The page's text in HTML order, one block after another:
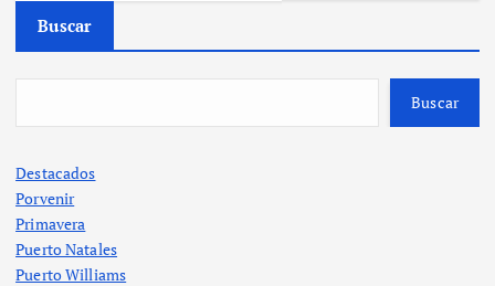
Buscar
Buscar
Destacados
Porvenir
Primavera
Puerto Natales
Puerto Williams